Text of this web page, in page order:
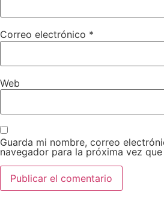
Correo electrónico *
Web
Guarda mi nombre, correo
navegador para la próxima vez